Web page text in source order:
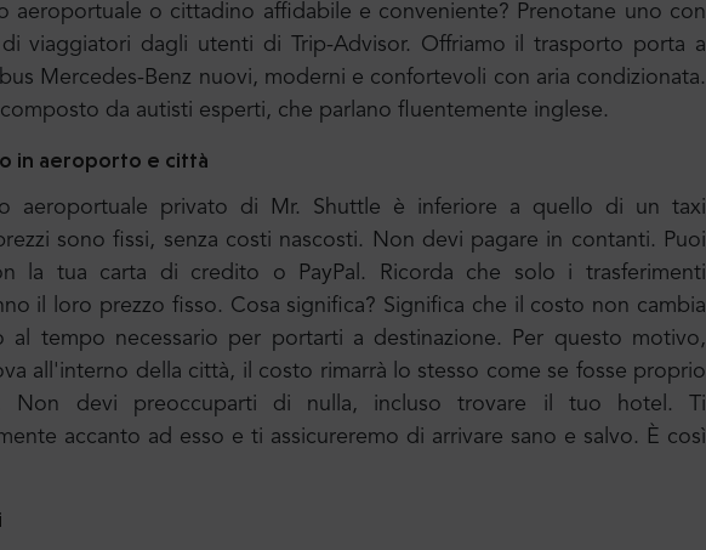
aeroportuale o cittadino affidabile e conveniente? Prenotane uno con
di viaggiatori dagli utenti di Trip-Advisor. Offriamo il trasporto porta a
Mercedes-Benz nuovi, moderni e confortevoli con aria condizionata.
da autisti esperti, che parlano fluentemente inglese.
in aeroporto e città
aeroportuale privato di Mr. Shuttle è inferiore a quello di un taxi
sono fissi, senza costi nascosti. Non devi pagare in contanti. Puoi
la tua carta di credito o PayPal. Ricorda che solo i trasferimenti
il loro prezzo fisso. Cosa significa? Significa che il costo non cambia
al tempo necessario per portarti a destinazione. Per questo motivo,
all'interno della città, il costo rimarrà lo stesso come se fosse proprio
Non devi preoccuparti di nulla, incluso trovare il tuo hotel. Ti
accanto ad esso e ti assicureremo di arrivare sano e salvo. È così